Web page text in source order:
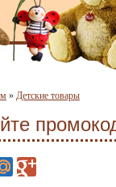
» Детские товары